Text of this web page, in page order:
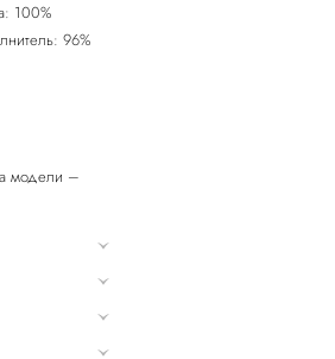
100%
96%
модели –